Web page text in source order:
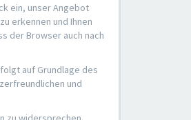
ein, unser Angebot
erkennen und Ihnen
der Browser auch nach
auf Grundlage des
und